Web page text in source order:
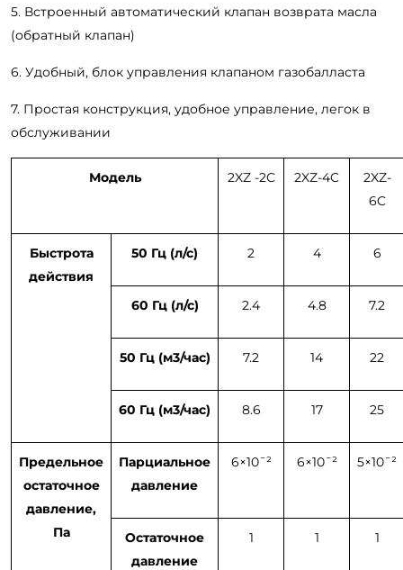
5. Встроенный автоматический клапан возврата масла
(обратный клапан)
6. Удобный, блок управления клапаном газобалласта
7. Простая конструкция, удобное управление, легок в
обслуживании
Модель 2XZ -2C 2XZ-4C
2XZ-
6C
Быстрота
действия
50 Гц (л/с) 2 4 6
60 Гц (л/с) 2.4 4.8 7.2
50 Гц (м3/час) 7.2 14 22
60 Гц (м3/час) 8.6 17 25
Предельное
остаточное
давление,
Па
Парциальное
давление
6×10ˉ² 6×10ˉ² 5×10ˉ²
Остаточное
давление
1 1 1